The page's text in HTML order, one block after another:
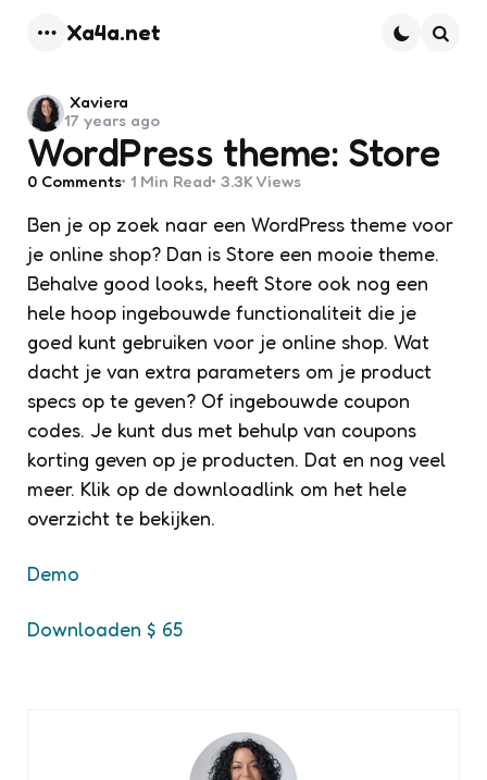
Xa4a.net
WordPress theme: Store
Posted
by
Xaviera
17 years ago
0 Comments 1 Min Read 3.3K Views
Ben je op zoek naar een WordPress theme voor
je online shop? Dan is Store een mooie theme.
Behalve good looks, heeft Store ook nog een
hele hoop ingebouwde functionaliteit die je
goed kunt gebruiken voor je online shop. Wat
dacht je van extra parameters om je product
specs op te geven? Of ingebouwde coupon
codes. Je kunt dus met behulp van coupons
korting geven op je producten. Dat en nog veel
meer. Klik op de downloadlink om het hele
overzicht te bekijken.
Demo
Downloaden $ 65